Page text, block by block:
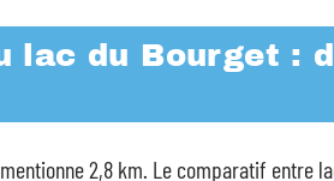
lac du Bourget :
2,8 km. Le comparatif entre